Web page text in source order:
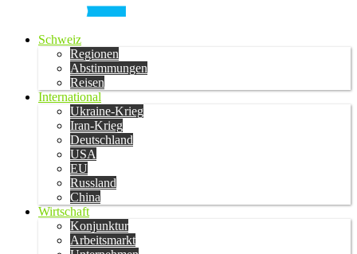
Schweiz
Regionen
Abstimmungen
Reisen
International
Ukraine-Krieg
Iran-Krieg
Deutschland
USA
EU
Russland
China
Wirtschaft
Konjunktur
Arbeitsmarkt